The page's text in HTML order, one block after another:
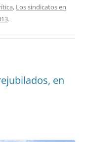
, Los sindicatos en
.
en